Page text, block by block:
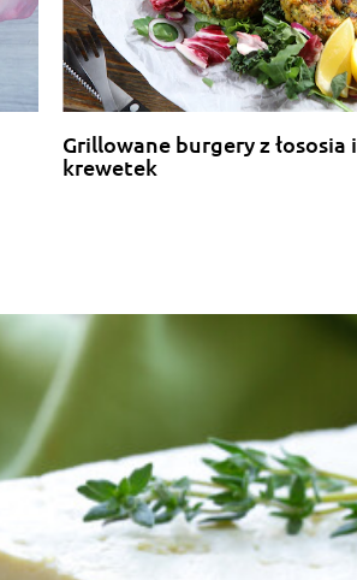
Grillowane burgery z łososia i
krewetek